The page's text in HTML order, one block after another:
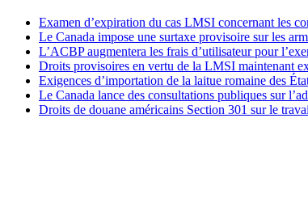
Examen d’expiration du cas LMSI concernant les
Le Canada impose une surtaxe provisoire sur les
L’ACBP augmentera les frais d’utilisateur pour
Droits provisoires en vertu de la LMSI maintenant
Exigences d’importation de la laitue romaine des
Le Canada lance des consultations publiques sur
Droits de douane américains Section 301 sur le